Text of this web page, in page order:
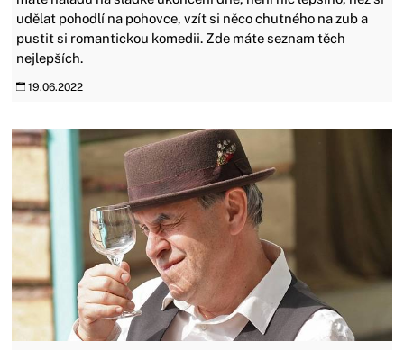
udělat pohodlí na pohovce, vzít si něco chutného na zub a
pustit si romantickou komedii. Zde máte seznam těch
nejlepších.
19.06.2022